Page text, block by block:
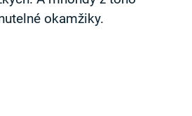
okamžiky.